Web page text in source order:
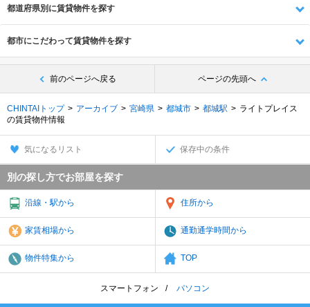
都道府県別に賃貸物件を探す
都市にこだわって賃貸物件を探す
前のページへ戻る ページの先頭へ
CHINTAIトップ アーカイブ 宮崎県 都城市 都城駅
ライトプレイス
の賃貸物件情報
気になるリスト 保存中の条件
別の探し方でお部屋を探す
沿線・駅から 住所から
家賃相場から 通勤通学時間から
物件特集から TOP
スマートフォン パソコン